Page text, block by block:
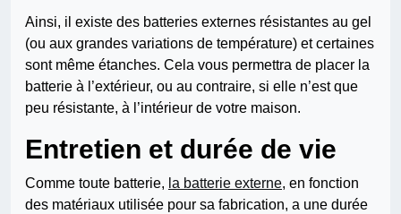
Ainsi, il existe des batteries externes résistantes au gel
(ou aux grandes variations de température) et certaines
sont même étanches. Cela vous permettra de placer la
batterie à l’extérieur, ou au contraire, si elle n’est que
peu résistante, à l’intérieur de votre maison.
Entretien et durée de vie
Comme toute batterie, la batterie externe, en fonction
des matériaux utilisée pour sa fabrication, a une durée